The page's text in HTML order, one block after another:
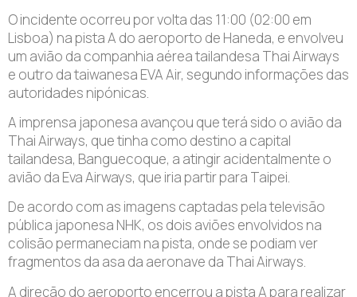
O incidente ocorreu por volta das 11:00 (02:00 em
Lisboa) na pista A do aeroporto de Haneda, e envolveu
um avião da companhia aérea tailandesa Thai Airways
e outro da taiwanesa EVA Air, segundo informações das
autoridades nipónicas.
A imprensa japonesa avançou que terá sido o avião da
Thai Airways, que tinha como destino a capital
tailandesa, Banguecoque, a atingir acidentalmente o
avião da Eva Airways, que iria partir para Taipei.
De acordo com as imagens captadas pela televisão
pública japonesa NHK, os dois aviões envolvidos na
colisão permaneciam na pista, onde se podiam ver
fragmentos da asa da aeronave da Thai Airways.
A direção do aeroporto encerrou a pista A para realizar